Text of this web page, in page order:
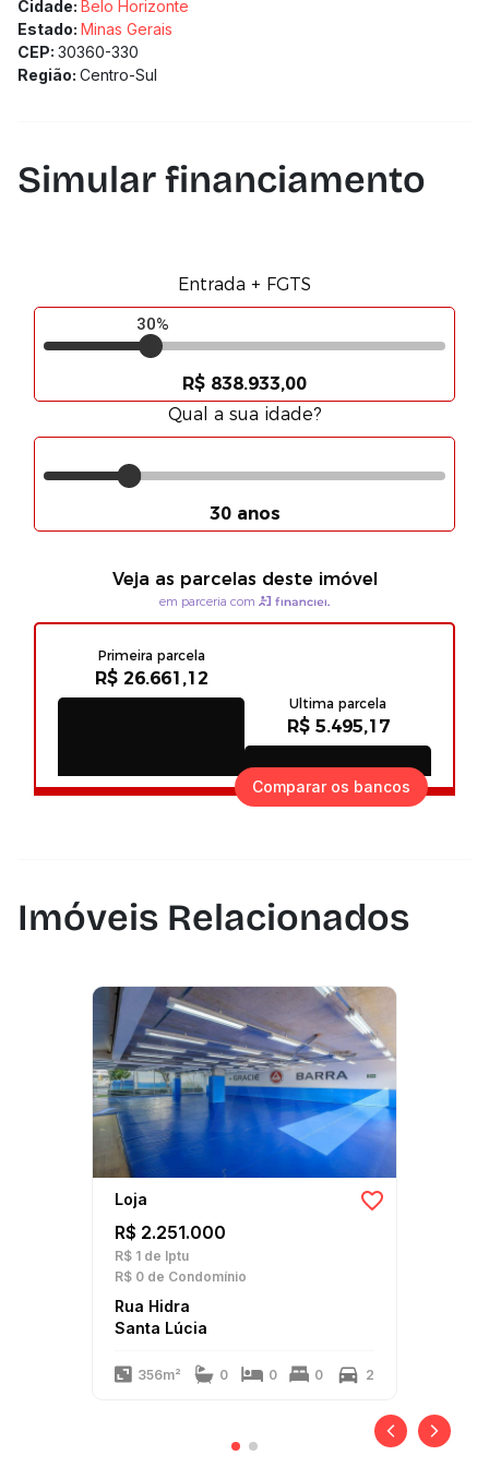
fácil acesso e boa visibilidade, em região consolidada e
com fluxo constante.
Cidade: Belo Horizonte
Estado: Minas Gerais
CEP: 30360-330
Região: Centro-Sul
Simular financiamento
Comparar os bancos
Imóveis Relacionados
Loja
R$ 2.251.000
R$ 1 de Iptu
R$ 0 de Condomínio
Rua Hidra
Santa Lúcia
356m² 0 0 0 2